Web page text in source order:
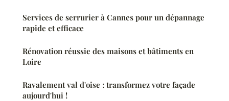
Services de serrurier à Cannes pour un dépannage
rapide et efficace
Rénovation réussie des maisons et bâtiments en
Loire
Ravalement val d'oise : transformez votre façade
aujourd'hui !